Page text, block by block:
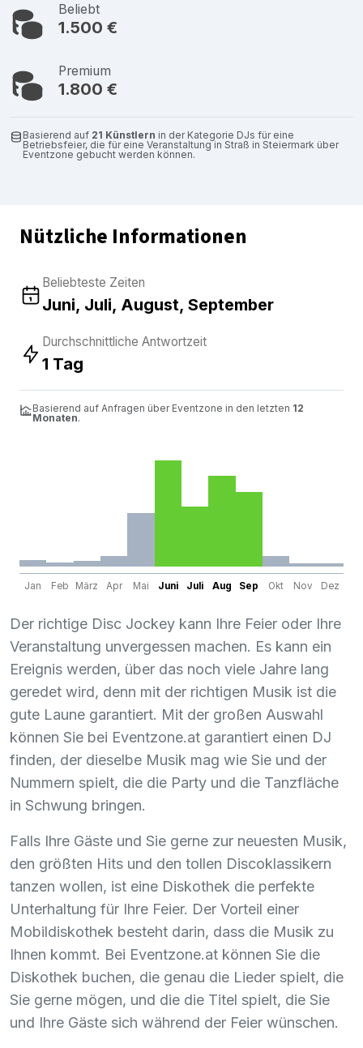
Beliebt
1.500 €
Premium
1.800 €
Basierend auf 21 Künstlern in der Kategorie DJs für eine
Betriebsfeier, die für eine Veranstaltung in Straß in Steiermark über
Eventzone gebucht werden können.
Nützliche Informationen
Beliebteste Zeiten
Juni, Juli, August, September
Durchschnittliche Antwortzeit
1 Tag
Basierend auf Anfragen über Eventzone in den letzten 12
Monaten.
Jan Feb März Apr Mai Juni Juli Aug Sep Okt Nov Dez
Der richtige Disc Jockey kann Ihre Feier oder Ihre
Veranstaltung unvergessen machen. Es kann ein
Ereignis werden, über das noch viele Jahre lang
geredet wird, denn mit der richtigen Musik ist die
gute Laune garantiert. Mit der großen Auswahl
können Sie bei Eventzone.at garantiert einen DJ
finden, der dieselbe Musik mag wie Sie und der
Nummern spielt, die die Party und die Tanzfläche
in Schwung bringen.
Falls Ihre Gäste und Sie gerne zur neuesten Musik,
den größten Hits und den tollen Discoklassikern
tanzen wollen, ist eine Diskothek die perfekte
Unterhaltung für Ihre Feier. Der Vorteil einer
Mobildiskothek besteht darin, dass die Musik zu
Ihnen kommt. Bei Eventzone.at können Sie die
Diskothek buchen, die genau die Lieder spielt, die
Sie gerne mögen, und die die Titel spielt, die Sie
und Ihre Gäste sich während der Feier wünschen.